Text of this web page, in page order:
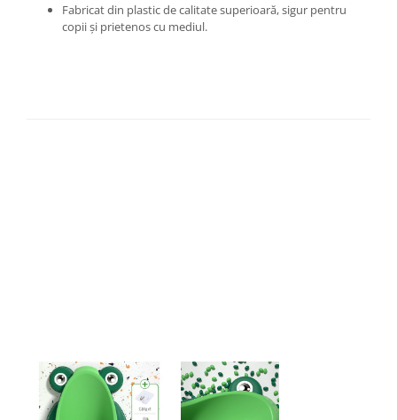
Lumina de crestere pentru plante
Proiectoare & lampi de lucru
Baterii cada
Baterii electrice
Baterii lavoar
Fabricat din plastic de calitate superioară, sigur pentru
copii și prietenos cu mediul.